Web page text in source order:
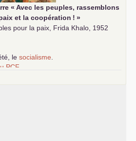
« Avec les peuples, rassemblons
et la coopération ! »
pour la paix, Frida Khalo, 1952
le socialisme
PCF